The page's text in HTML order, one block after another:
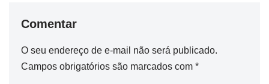
Comentar
O seu endereço de e-mail não será publicado.
Campos obrigatórios são marcados com *